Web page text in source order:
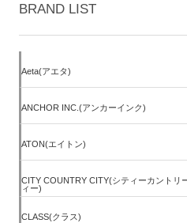
BRAND LIST
Aeta(アエタ)
ANCHOR INC.(アンカーインク)
ATON(エイトン)
CITY COUNTRY CITY(シティーカントリ
ィー)
CLASS(クラス)